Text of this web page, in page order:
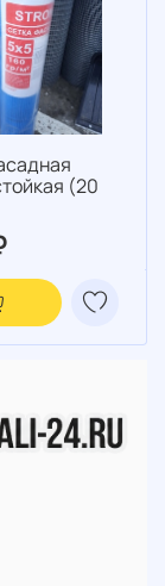
(20